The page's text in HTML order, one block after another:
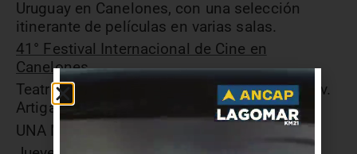
Uruguay en Canelones, con una selección
itinerante de películas en varias salas.
41° Festival Internacional de Cine en
Canelones
Teatro AlSur de Atlántida (Roger Balet esq. Av.
Artigas)
UNA MIRADA HONESTA